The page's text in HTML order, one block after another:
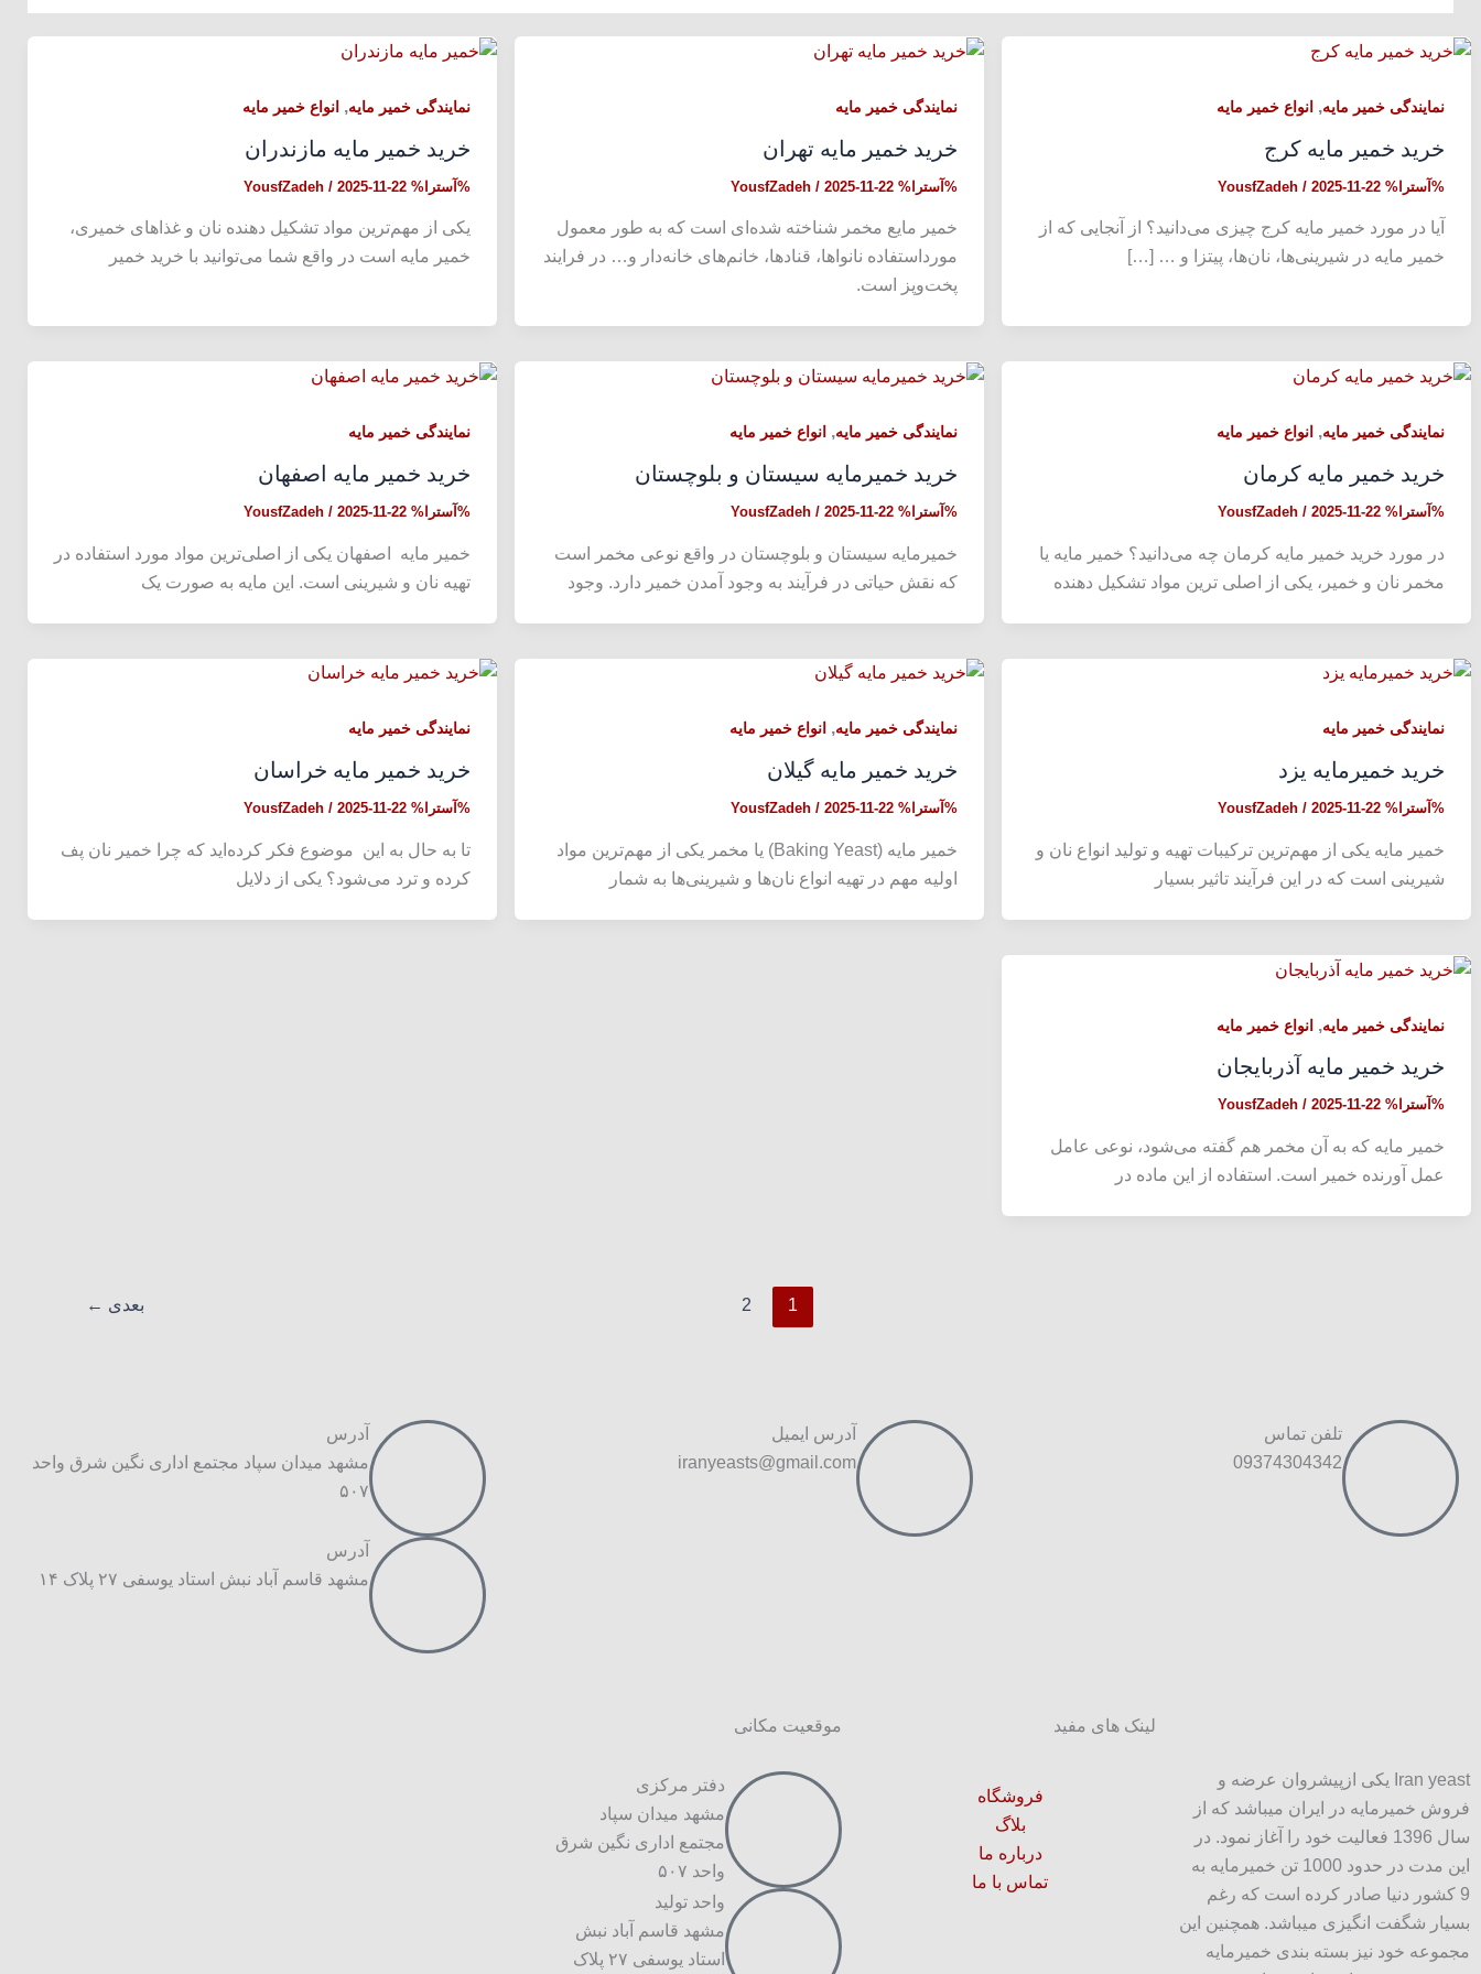
نمایندگی خمیر مایه, انواع خمیر مایه
خرید خمیر مایه کرج
%آسترا% YousfZadeh / 2025-11-22
آیا در مورد خمیر مایه کرج چیزی می‌دانید؟ از آنجایی که از
خمیر مایه در شیرینی‌ها، نان‌ها، پیتزا و … […]
نمایندگی خمیر مایه
خرید خمیر مایه تهران
%آسترا% YousfZadeh / 2025-11-22
خمیر مایع مخمر شناخته شده‌ای است که به طور معمول
مورداستفاده نانواها، قنادها، خانم‌های خانه‌دار و… در فرایند
پخت‌وپز است.
نمایندگی خمیر مایه, انواع خمیر مایه
خرید خمیر مایه مازندران
%آسترا% YousfZadeh / 2025-11-22
یکی از مهم‌ترین مواد تشکیل دهنده نان و غذا‌های خمیری،
خمیر مایه است در واقع شما می‌توانید با خرید خمیر
نمایندگی خمیر مایه, انواع خمیر مایه
خرید خمیر مایه کرمان
%آسترا% YousfZadeh / 2025-11-22
در مورد خرید خمیر مایه کرمان چه می‌دانید؟ خمیر مایه یا
مخمر نان و خمیر، یکی از اصلی ترین مواد تشکیل دهنده
نمایندگی خمیر مایه, انواع خمیر مایه
خرید خمیرمایه سیستان و بلوچستان
%آسترا% YousfZadeh / 2025-11-22
خمیرمایه سیستان و بلوچستان در واقع نوعی مخمر است
که نقش حیاتی در فرآیند به وجود آمدن خمیر دارد. وجود
نمایندگی خمیر مایه
خرید خمیر مایه اصفهان
%آسترا% YousfZadeh / 2025-11-22
خمیر مایه اصفهان یکی از اصلی‌ترین مواد مورد استفاده در
تهیه نان و شیرینی است. این مایه به صورت یک
نمایندگی خمیر مایه
خرید خمیرمایه یزد
%آسترا% YousfZadeh / 2025-11-22
خمیر مایه یکی از مهم‌ترین ترکیبات تهیه و تولید انواع نان و
شیرینی است که در این فرآیند تاثیر بسیار
نمایندگی خمیر مایه, انواع خمیر مایه
خرید خمیر مایه گیلان
%آسترا% YousfZadeh / 2025-11-22
خمیر مایه (Baking Yeast) یا مخمر یکی از مهم‌ترین مواد
اولیه مهم در تهیه انواع نان‌ها و شیرینی‌ها به شمار
نمایندگی خمیر مایه
خرید خمیر مایه خراسان
%آسترا% YousfZadeh / 2025-11-22
تا به حال به این موضوع فکر کرده‌اید که چرا خمیر نان پف
کرده و ترد می‌شود؟ یکی از دلایل
نمایندگی خمیر مایه, انواع خمیر مایه
خرید خمیر مایه آذربایجان
%آسترا% YousfZadeh / 2025-11-22
خمیر مایه که به آن مخمر هم گفته می‌شود، نوعی عامل
عمل آورنده خمیر است. استفاده از این ماده در
1
2 بعدی ←
تلفن تماس
09374304342
آدرس ایمیل
iranyeasts@gmail.com
آدرس
مشهد میدان سپاد مجتمع اداری نگین شرق واحد
۵۰۷
آدرس
مشهد قاسم آباد نبش استاد یوسفی ۲۷ پلاک ۱۴
Iran yeast یکی ازپیشروان عرضه و
فروش خمیرمایه در ایران میباشد که از
سال 1396 فعالیت خود را آغاز نمود. در
این مدت در حدود 1000 تن خمیرمایه به
9 کشور دنیا صادر کرده است که رغم
بسیار شگفت انگیزی میباشد. همچنین این
مجموعه خود نیز بسته بندی خمیرمایه
لینک های مفید
فروشگاه
بلاگ
درباره ما
تماس با ما
موقعیت مکانی
دفتر مرکزی
مشهد میدان سپاد
مجتمع اداری نگین شرق
واحد ۵۰۷
واحد تولید
مشهد قاسم آباد نبش
استاد یوسفی ۲۷ پلاک